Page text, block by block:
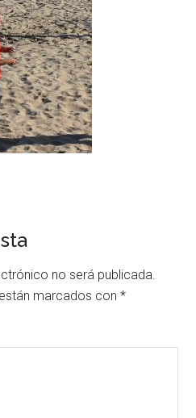
no será publicada.
marcados con*